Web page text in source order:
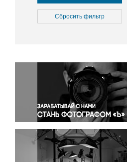
Культура
Медицина
Окружающая среда
Политика
Правосудие
Происшествия и конфликты
Религия
Светская жизнь
Спорт
Экология
Сбросить фильтр